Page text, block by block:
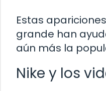
Estas
grande han
aún más la
Nike y los